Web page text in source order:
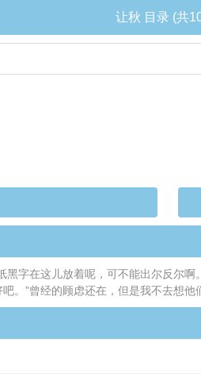
让秋 目录 (共
在这儿放着呢，可不能出尔反尔啊
”曾经的顾虑还在，但是我不去想他